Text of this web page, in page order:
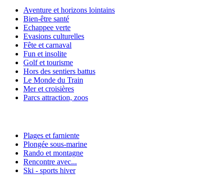
Aventure et horizons lointains
Bien-être santé
Echappee verte
Evasions culturelles
Fête et carnaval
Fun et insolite
Golf et tourisme
Hors des sentiers battus
Le Monde du Train
Mer et croisières
Parcs attraction, zoos
Plages et farniente
Plongée sous-marine
Rando et montagne
Rencontre avec...
Ski - sports hiver